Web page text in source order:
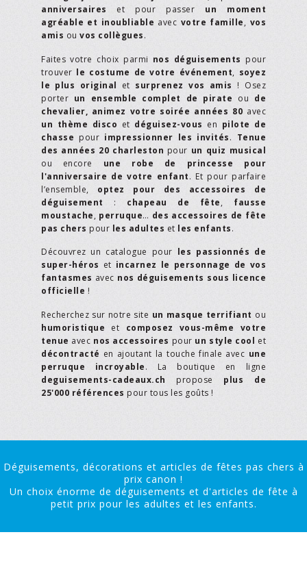
anniversaires et pour passer un moment
agréable et inoubliable avec votre famille, vos
amis ou vos collègues.
Faites votre choix parmi nos déguisements pour
trouver le costume de votre événement, soyez
le plus original et surprenez vos amis ! Osez
porter un ensemble complet de pirate ou de
chevalier, animez votre soirée années 80 avec
un thème disco et déguisez-vous en pilote de
chasse pour impressionner les invités. Tenue
des années 20 charleston pour un quiz musical
ou encore une robe de princesse pour
l'anniversaire de votre enfant. Et pour parfaire
l’ensemble, optez pour des accessoires de
déguisement : chapeau de fête, fausse
moustache, perruque… des accessoires de fête
pas chers pour les adultes et les enfants.
Découvrez un catalogue pour les passionnés de
super-héros et incarnez le personnage de vos
fantasmes avec nos déguisements sous licence
officielle !
Recherchez sur notre site un masque terrifiant ou
humoristique et composez vous-même votre
tenue avec nos accessoires pour un style cool et
décontracté en ajoutant la touche finale avec une
perruque incroyable. La boutique en ligne
deguisements-cadeaux.ch propose plus de
25'000 références pour tous les goûts !
Déguisements, décorations et articles de fêtes pas chers à
prix canon !
Un choix énorme de déguisements et d'articles de fête à
petit prix pour les adultes et les enfants.